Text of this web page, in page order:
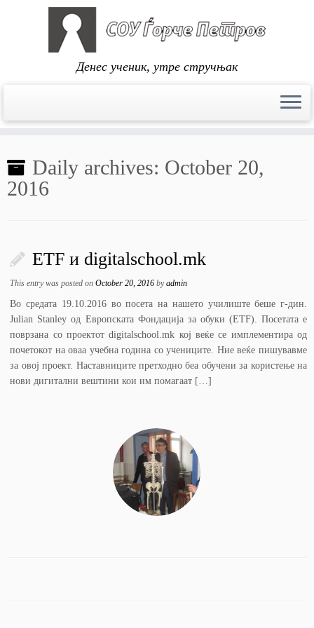
content
Денес ученик, утре стручњак
Daily archives: October 20,
2016
ETF и digitalschool.mk
This entry was posted onOctober 20, 2016 byadmin
Во средата 19.10.2016 во посета на нашето училиште беше г-дин.
Julian Stanley од Европската Фондација за обуки (ETF). Посетата е
поврзана со проектот digitalschool.mk кој веќе се имплементира од
почетокот на оваа учебна година со учениците. Ние веќе пишувавме
за овој проект. Наставниците претходно беа обучени за користење на
нови дигитални вештини кои им помагаат […]